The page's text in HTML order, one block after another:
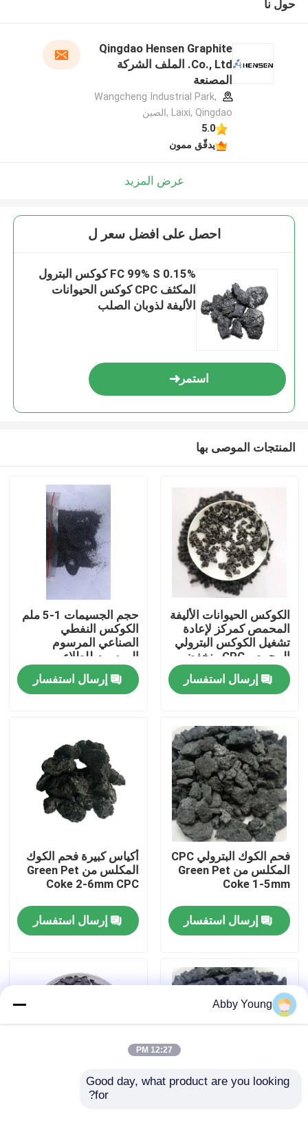
مسكن
منتجات
معلومات عنا
جولة في المعمل
مراقبة الجودة
أخبار
المواد الخام الجرافيت
حول نا
Qingdao Hensen Graphite
Co., Ltd. الملف الشركة
المصنعة
Wangcheng Industrial Park,
Laixi, Qingdao ,الصين
5.0
يدقّق ممون
عرض المزيد
احصل على افضل سعر ل
FC 99% S 0.15% كوكس البترول
المكثف CPC كوكس الحيوانات
الأليفة لذوبان الصلب
استمر
المنتجات الموصى بها
الكوكس الحيوانات الأليفة
المحمص كمركز لإعادة
تشغيل الكوكس البترولي
المحمص CPC منخفض
الكبريت
إرسال استفسار
حجم الجسيمات 1-5 ملم
الكوكس النفطي
الصناعي المرسوم
المرسوم للطلاء
إرسال استفسار
فحم الكوك البترولي CPC
المكلس من Green Pet
Coke 1-5mm
إرسال استفسار
أكياس كبيرة فحم الكوك
المكلس من Green Pet
Coke 2-6mm CPC
إرسال استفسار
فحم الكوك البترولي
Abby Young
12:27 PM
Good day, what product are you looking
for?